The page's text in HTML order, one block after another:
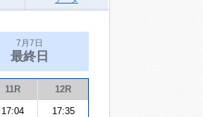
7月7日
最終日
11R 12R
17:04 17:35